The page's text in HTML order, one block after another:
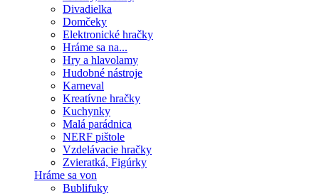
Divadielka
Domčeky
Elektronické hračky
Hráme sa na...
Hry a hlavolamy
Hudobné nástroje
Karneval
Kreatívne hračky
Kuchynky
Malá parádnica
NERF pištole
Vzdelávacie hračky
Zvieratká, Figúrky
Hráme sa von
Bublifuky